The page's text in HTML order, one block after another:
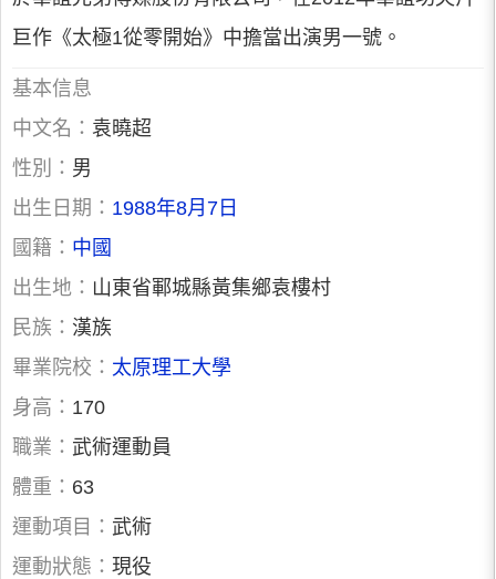
巨作《太極1從零開始》中擔當出演男一號。
基本信息
中文名： 袁曉超
性別： 男
出生日期： 1988年8月7日
國籍： 中國
出生地： 山東省鄆城縣黃集鄉袁樓村
民族： 漢族
畢業院校： 太原理工大學
身高： 170
職業： 武術運動員
體重： 63
運動項目： 武術
運動狀態： 現役